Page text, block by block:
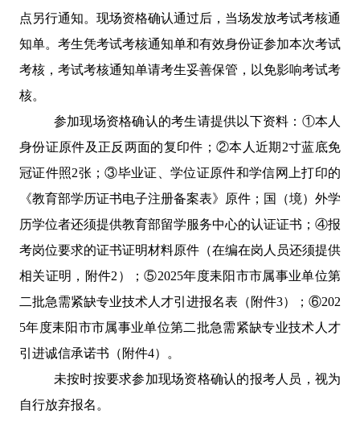
点另行通知。现场资格确认通过后，当场发放考试考核通
知单。考生凭考试考核通知单和有效身份证参加本次考试
考核，考试考核通知单请考生妥善保管，以免影响考试考
核。
参加现场资格确认的考生请提供以下资料： ①本人
身份证原件及正反两面的复印件； ②本人近期 2寸蓝底免
冠证件照2张； ③毕业证、学位证原件和学信网上打印的
《教育部学历证书电子注册备案表》原件；国（境）外学
历学位者还须提供教育部留学服务中心的认证证书；④报
考岗位要求的证书证明材料原件（在编在岗人员还须提供
相关证明，附件2 ）；⑤2025年度耒阳市市属事业单位第
二批急需紧缺专业技术人才引进报名表（附件3）；⑥202
5年度耒阳市市属事业单位第二批急需紧缺专业技术人才
引进诚信承诺书（附件4）。
未按时按要求参加现场资格确认的报考人员，视为
自行放弃报名。